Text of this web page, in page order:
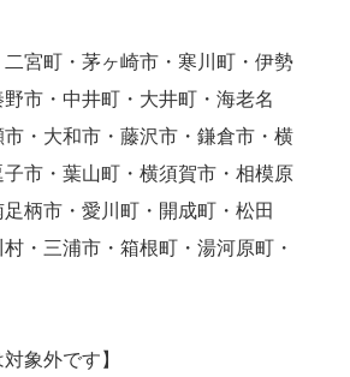
宮町・茅ヶ崎市・寒川町・伊勢
市・中井町・大井町・海老名
・大和市・藤沢市・鎌倉市・横
市・葉山町・横須賀市・相模原
柄市・愛川町・開成町・松田
・三浦市・箱根町・湯河原町・
象外です】